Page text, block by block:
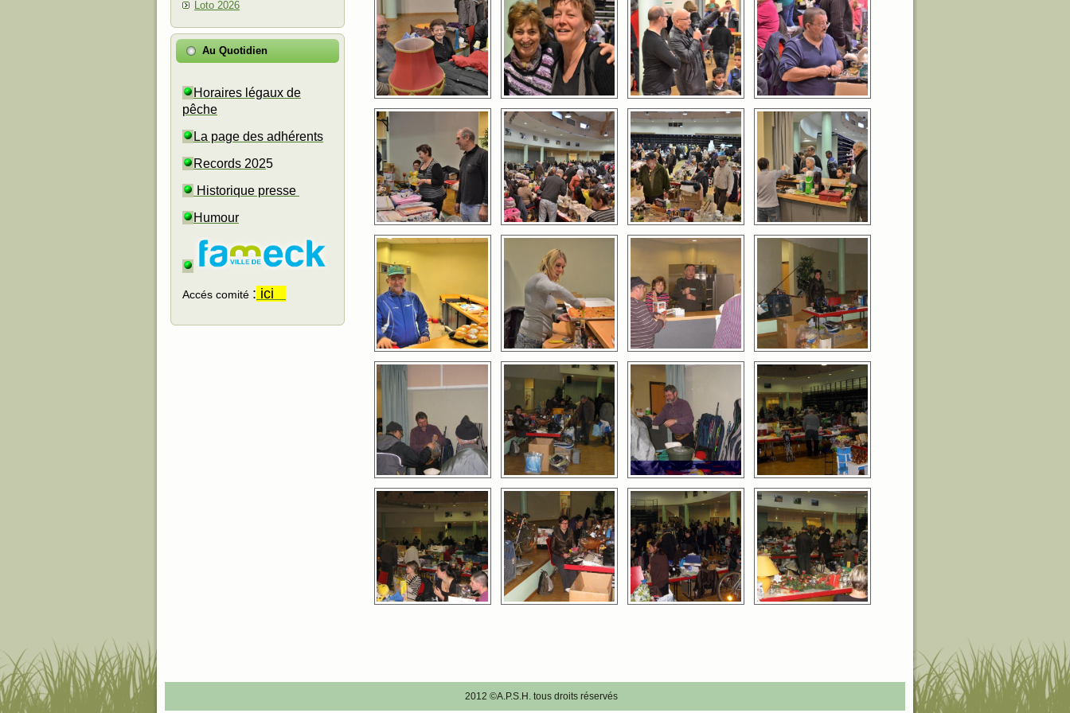
Loto 2026
Au Quotidien
Horaires légaux de
pêche
La page des adhérents
Records 2025
Historique presse
Humour
Accés comité : ici
2012 ©A.P.S.H. tous droits réservés